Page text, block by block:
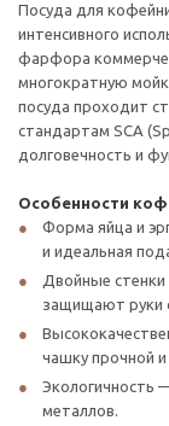
Посуда для
интенсивного
фарфора
многократную
посуда проходит
стандартам SCA
долговечность и
Особенности
Форма яйца и
и идеальная
Двойные
защищают руки
чашку прочной
Экологичность
металлов.